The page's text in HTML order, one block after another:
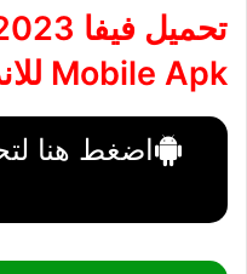
تحميل فيفا 2023 موبايل
Mobile Apk
اضغط هنا